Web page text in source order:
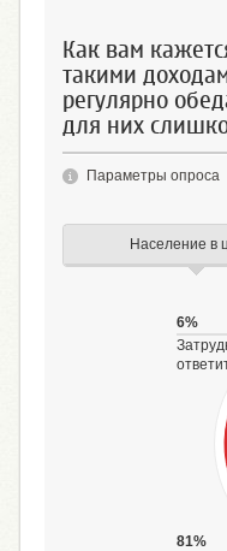
Как вам
такими
регулярно
для них
Параметры опроса
Население в
81%
6%